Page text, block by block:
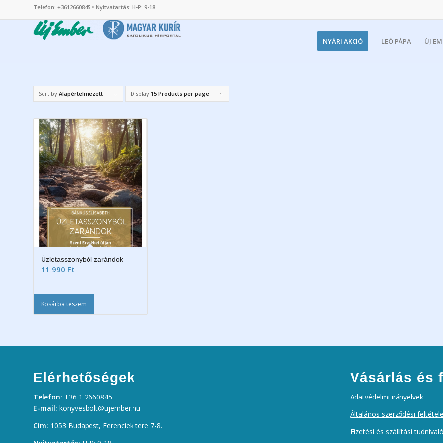
Telefon: +3612660845 • Nyitvatartás: H-P: 9-18
NYÁRI AKCIÓ LEÓ PÁPA ÚJ
Sort by Alapértelmezett Display 15 Products per page
Üzletasszonyból zarándok
11 990 Ft
Kosárba teszem
Elérhetőségek
Telefon: +36 1 2660845
E-mail: konyvesbolt@ujember.hu
Cím: 1053 Budapest, Ferenciek tere 7-8.
Vásárlás és
Adatvédelmi irányelvek
Általános szerződési
Fizetési és szállítási